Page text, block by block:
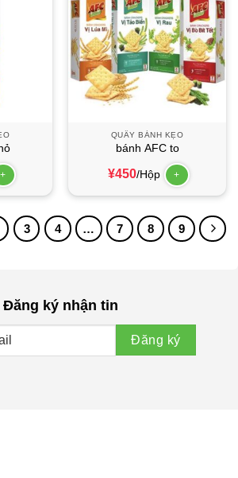
+
QUẦY BÁNH KẸO
bánh AFC to
¥450/Hộp +
3 4 … 7 8 9
Đăng ký nhận tin